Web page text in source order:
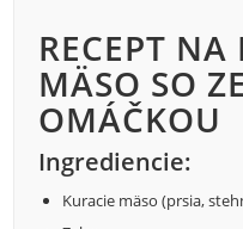
RECEPT NA
MÄSO SO
OMÁČKOU
Ingrediencie:
Kuracie mäso (prsia,